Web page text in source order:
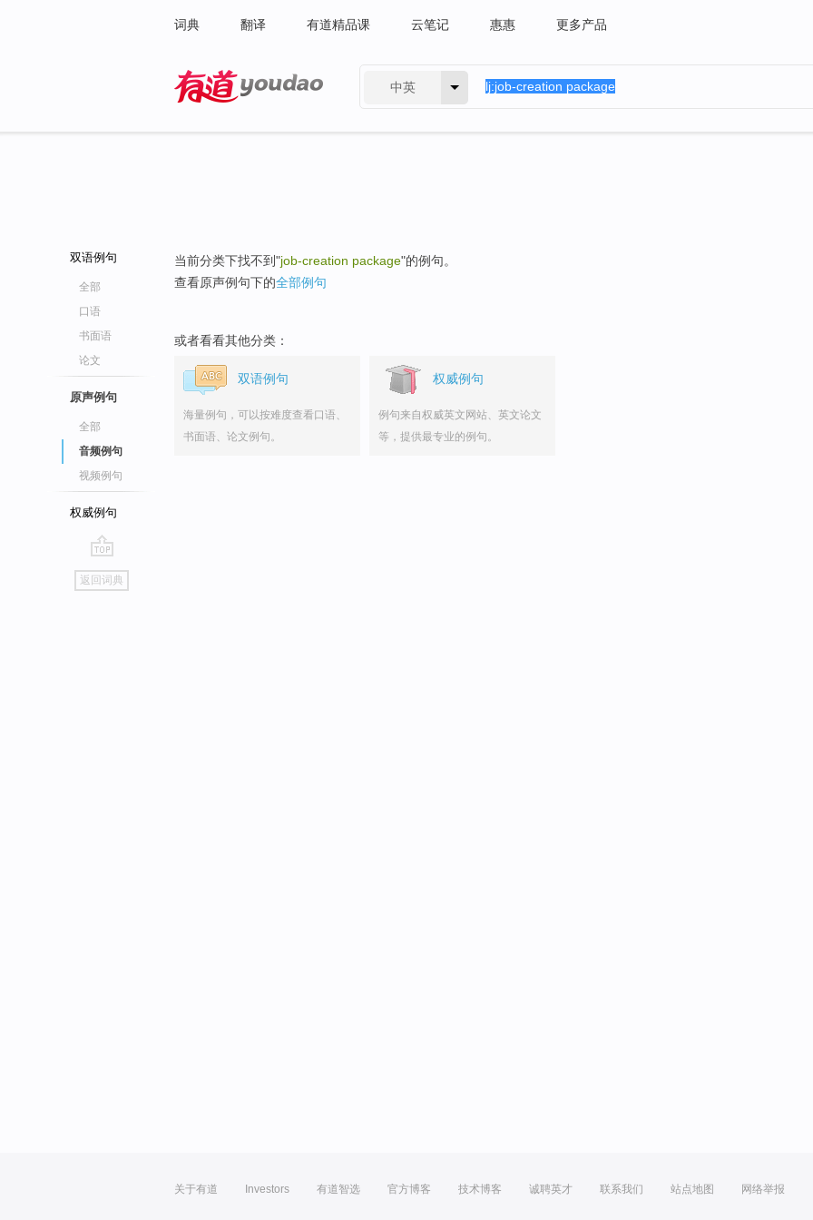
词典 翻译 有道精品课 云笔记 惠惠 更多产品
中英
双语例句
全部
口语
书面语
论文
原声例句
全部
音频例句
视频例句
权威例句
go
top
返回词典
当前分类下找不到"job-creation package"的例句。
查看原声例句下的全部例句
或者看看其他分类：
双语例句
海量例句，可以按难度查看口语、
书面语、论文例句。
权威例句
例句来自权威英文网站、英文论文
等，提供最专业的例句。
关于有道 Investors 有道智选 官方博客 技术博客 诚聘英才 联系我们 站点地图 网络举报